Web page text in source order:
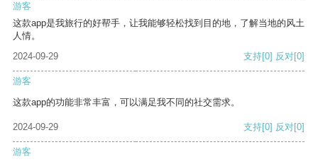
游客
这款app是我旅行的好帮手，让我能够轻松找到目的地，了解当地的风土
人情。
2024-09-29
支持[0] 反对[0]
游客
这款app的功能非常丰富，可以满足我不同的社交需求。
2024-09-29 支持[0] 反对[0]
游客